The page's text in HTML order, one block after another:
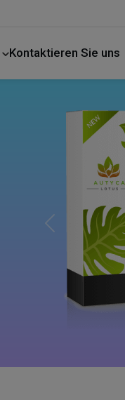
Kontaktieren Sie uns
Previous